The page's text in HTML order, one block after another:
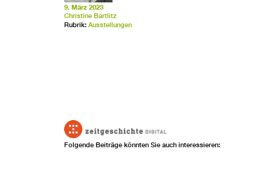
9. März 2023
Christine Bartlitz
Rubrik: Ausstellungen
Folgende Beiträge könnten Sie auch interessieren: